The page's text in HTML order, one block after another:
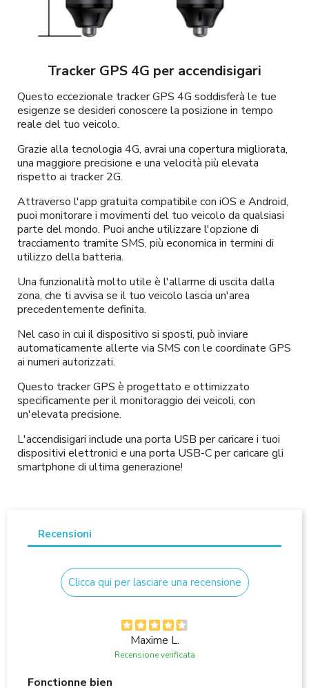
Tracker GPS 4G per accendisigari
Questo eccezionale tracker GPS 4G soddisferà le tue
esigenze se desideri conoscere la posizione in tempo
reale del tuo veicolo.
Grazie alla tecnologia 4G, avrai una copertura migliorata,
una maggiore precisione e una velocità più elevata
rispetto ai tracker 2G.
Attraverso l'app gratuita compatibile con iOS e Android,
puoi monitorare i movimenti del tuo veicolo da qualsiasi
parte del mondo. Puoi anche utilizzare l'opzione di
tracciamento tramite SMS, più economica in termini di
utilizzo della batteria.
Una funzionalità molto utile è l'allarme di uscita dalla
zona, che ti avvisa se il tuo veicolo lascia un'area
precedentemente definita.
Nel caso in cui il dispositivo si sposti, può inviare
automaticamente allerte via SMS con le coordinate GPS
ai numeri autorizzati.
Questo tracker GPS è progettato e ottimizzato
specificamente per il monitoraggio dei veicoli, con
un'elevata precisione.
L'accendisigari include una porta USB per caricare i tuoi
dispositivi elettronici e una porta USB-C per caricare gli
smartphone di ultima generazione!
Recensioni
Clicca qui per lasciare una recensione
Maxime L.
Recensione verificata
Fonctionne bien